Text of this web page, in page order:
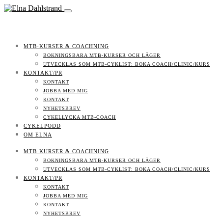
MTB-KURSER & COACHNING
BOKNINGSBARA MTB-KURSER OCH LÄGER
UTVECKLAS SOM MTB-CYKLIST: BOKA COACH/CLINIC/KURS
KONTAKT/PR
KONTAKT
JOBBA MED MIG
KONTAKT
NYHETSBREV
CYKELLYCKA MTB-COACH
CYKELPODD
OM ELNA
MTB-KURSER & COACHNING
BOKNINGSBARA MTB-KURSER OCH LÄGER
UTVECKLAS SOM MTB-CYKLIST: BOKA COACH/CLINIC/KURS
KONTAKT/PR
KONTAKT
JOBBA MED MIG
KONTAKT
NYHETSBREV